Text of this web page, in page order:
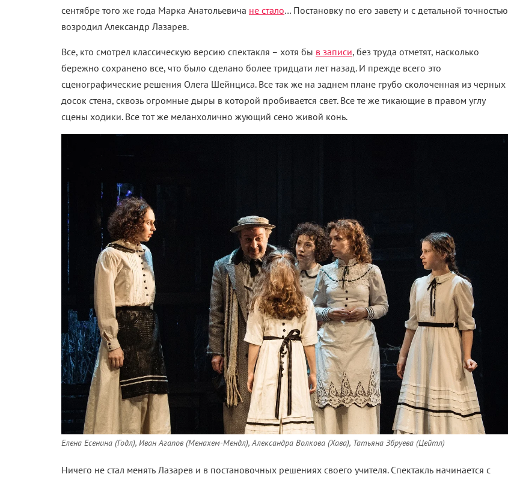
сентябре того же года Марка Анатольевича не стало… Постановку по его завету и с детальной точностью
возродил Александр Лазарев.
Все, кто смотрел классическую версию спектакля – хотя бы в записи, без труда отметят, насколько
бережно сохранено все, что было сделано более тридцати лет назад. И прежде всего это
сценографические решения Олега Шейнциса. Все так же на заднем плане грубо сколоченная из черных
досок стена, сквозь огромные дыры в которой пробивается свет. Все те же тикающие в правом углу
сцены ходики. Все тот же меланхолично жующий сено живой конь.
Елена Есенина (Годл), Иван Агапов (Менахем-Мендл), Александра Волкова (Хава), Татьяна Збруева (Цейтл)
Ничего не стал менять Лазарев и в постановочных решениях своего учителя. Спектакль начинается с